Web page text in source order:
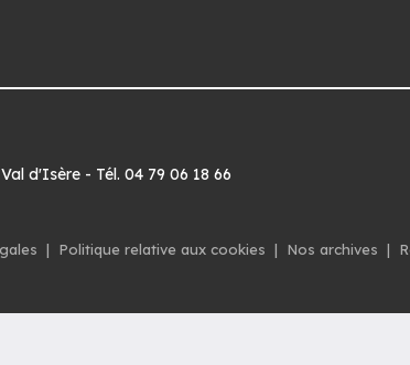
d'Isère - Tél. 04 79 06 18 66
| Politique relative aux cookies | Nos archives |